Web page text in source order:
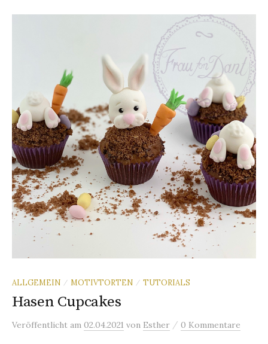
ALLGEMEIN / MOTIVTORTEN / TUTORIALS
Hasen Cupcakes
Veröffentlicht am 02.04.2021 von Esther / 0 Kommentare